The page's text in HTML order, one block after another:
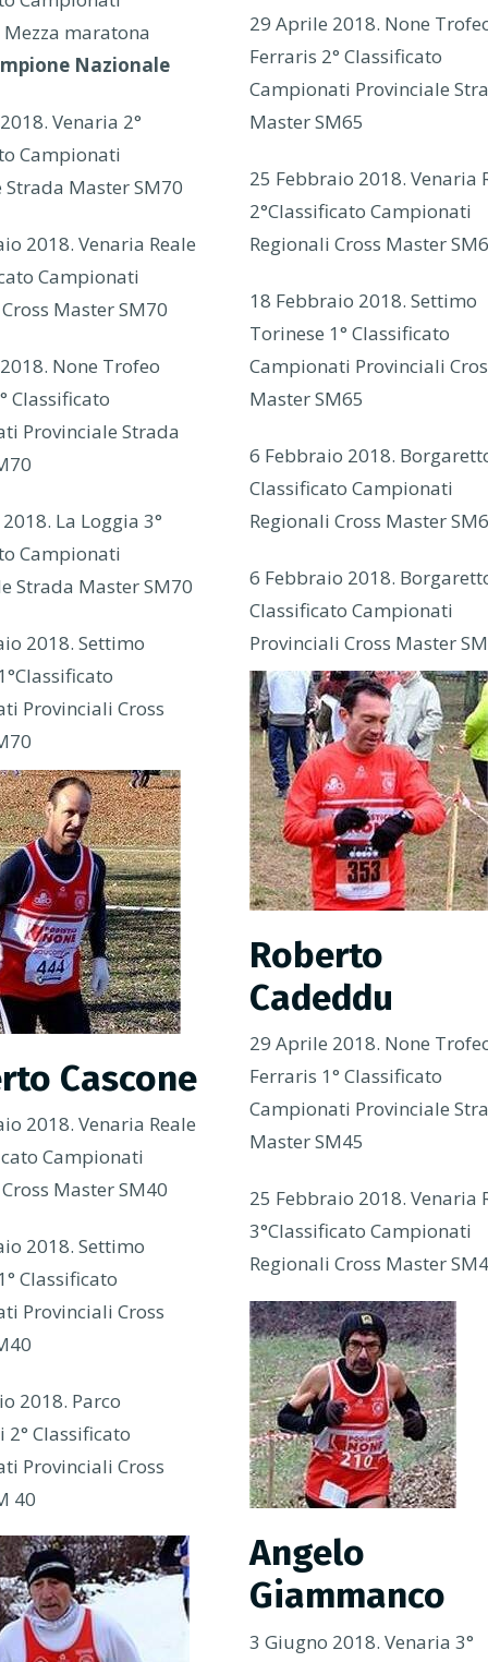
29 Aprile 2018. None
Ferraris 2° Classificato
Campionati Provinciale
Master SM65
25 Febbraio 2018. Venaria
2°Classificato Campionati
Regionali Cross Master
18 Febbraio 2018. Settimo
Torinese 1° Classificato
Campionati Provinciali
Master SM65
6 Febbraio 2018.
Classificato Campionati
Regionali Cross Master
6 Febbraio 2018.
Classificato Campionati
Provinciali Cross Master
maratona
Nazionale
Venaria 2°
Campionati
Strada Master SM70
2018. Venaria Reale
Campionati
Master SM70
None Trofeo
Classificato
Provinciale Strada
La Loggia 3°
Campionati
Strada Master SM70
2018. Settimo
Provinciali Cross
Roberto
Cadeddu
29 Aprile 2018. None
Ferraris 1° Classificato
Campionati Provinciale
Master SM45
25 Febbraio 2018. Venaria
3°Classificato Campionati
Regionali Cross Master
Cascone
2018. Venaria Reale
Campionati
Master SM40
2018. Settimo
Classificato
Provinciali Cross
2018. Parco
2° Classificato
Provinciali Cross
40
Angelo
Giammanco
3 Giugno 2018. Venaria 3°